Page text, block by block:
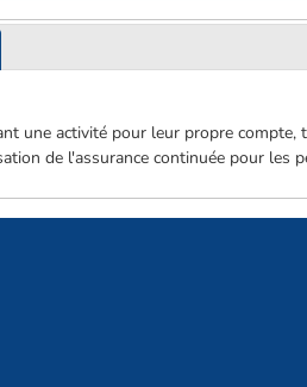
une activité pour leur propre
de l'assurance continuée pour les